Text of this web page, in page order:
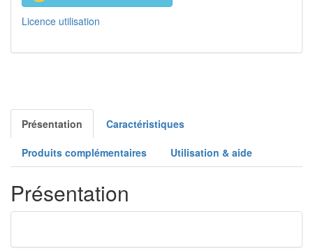
Licence utilisation
Présentation Caractéristiques
Produits complémentaires Utilisation & aide
Présentation